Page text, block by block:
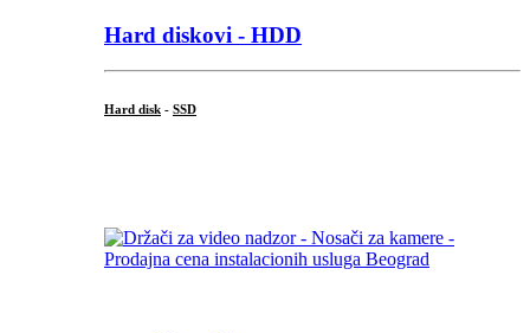
Hard diskovi - HDD
Hard disk - SSD